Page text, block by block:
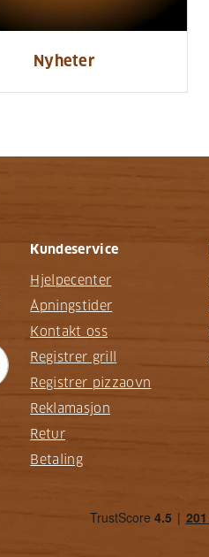
Nyheter
Kundeservice
Hjelpecenter
Åpningstider
Kontakt oss
Registrer grill
Registrer pizzaovn
Reklamasjon
Retur
Betaling